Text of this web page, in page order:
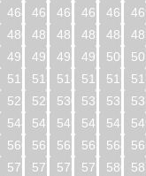
464
465 466 467 468 469
480
481 482 483 484 485
496
497 498 499 500 501
512
513 514 515 516 517
528
529 530 531 532 533
544
545 546 547 548 549
560
561 562 563 564 565
576
577 578 579 580 581